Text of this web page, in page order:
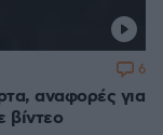
αναφορές για
βίντεο
6